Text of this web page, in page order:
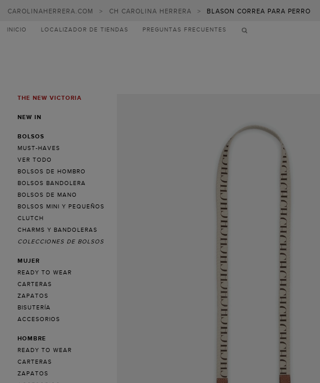
CAROLINAHERRERA.COM > CH CAROLINA HERRERA > BLASON CORREA PARA PERRO
INICIO LOCALIZADOR DE TIENDAS PREGUNTAS FRECUENTES
MENUTHE NEW VICTORIA
NEW IN
BOLSOS
MUST-HAVES
VER TODO
BOLSOS DE HOMBRO
BOLSOS BANDOLERA
BOLSOS DE MANO
BOLSOS MINI Y PEQUEÑOS
CLUTCH
CHARMS Y BANDOLERAS
COLECCIONES DE BOLSOS
MUJER
READY TO WEAR
CARTERAS
ZAPATOS
BISUTERÍA
ACCESORIOS
HOMBRE
READY TO WEAR
CARTERAS
ZAPATOS